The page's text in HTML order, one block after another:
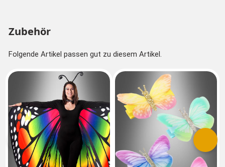
Zubehör
Folgende Artikel passen gut zu diesem Artikel.
Vorherige